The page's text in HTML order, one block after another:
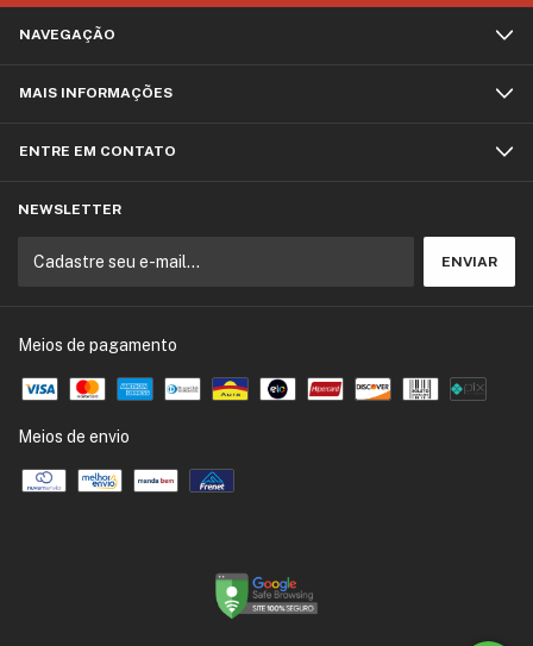
NAVEGAÇÃO
MAIS INFORMAÇÕES
ENTRE EM CONTATO
NEWSLETTER
Meios de pagamento
Meios de envio